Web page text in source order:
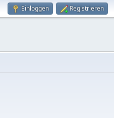
Einloggen Registrieren